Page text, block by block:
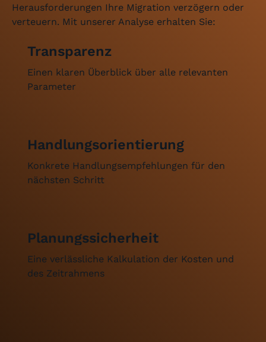
Herausforderungen Ihre Migration verzögern oder
verteuern. Mit unserer Analyse erhalten Sie:
Transparenz
Einen klaren Überblick über alle relevanten
Parameter
Handlungsorientierung
Konkrete Handlungsempfehlungen für den
nächsten Schritt
Planungssicherheit
Eine verlässliche Kalkulation der Kosten und
des Zeitrahmens